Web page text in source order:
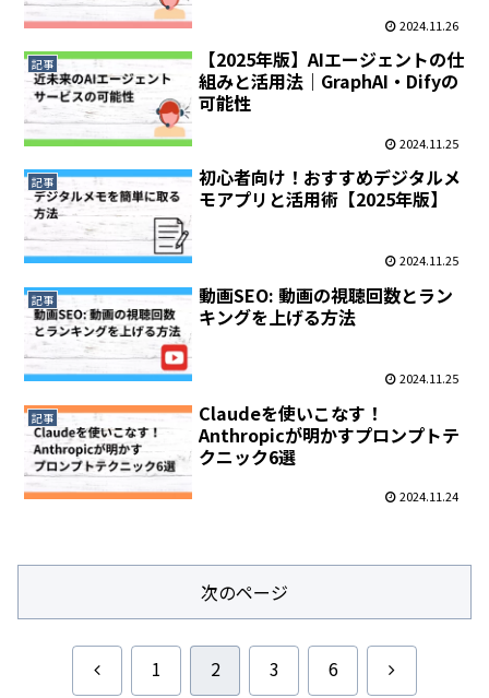
2024.11.26
記事
【2025年版】AIエージェントの仕
組みと活用法｜GraphAI・Difyの
可能性
2024.11.25
記事
初心者向け！おすすめデジタルメ
モアプリと活用術【2025年版】
2024.11.25
記事
動画SEO: 動画の視聴回数とラン
キングを上げる方法
2024.11.25
記事
Claudeを使いこなす！
Anthropicが明かすプロンプトテ
クニック6選
2024.11.24
次のページ
前 1 2 3 6 次